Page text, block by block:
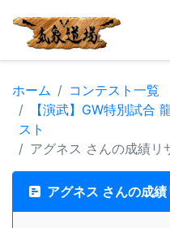
ホーム
コンテスト一覧
【演武】GW特別試合
スト
アグネス さんの成績リ
アグネス さんの成績